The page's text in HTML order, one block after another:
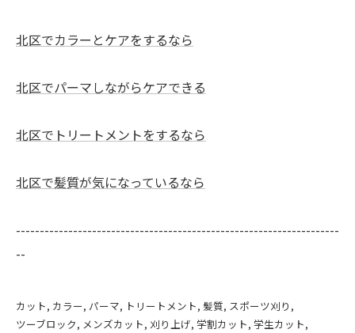
北区でカラーとケアをするなら
北区でパーマしながらケアできる
北区でトリートメントをするなら
北区で髪質が気になっているなら
--------------------------------------------------------------------
--
カット カラー パーマ トリートメント 髪質 スポーツ刈り
ツーブロック
メンズカット 刈り上げ 学割カット 学生カット